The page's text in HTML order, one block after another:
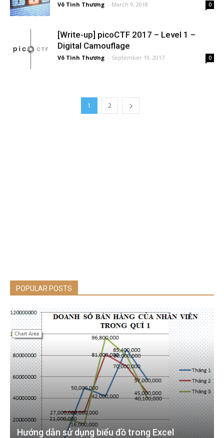
Võ Tình Thương - March 9, 2018 0
[Write-up] picoCTF 2017 – Level 1 –
Digital Camouflage
Võ Tình Thương - September 19, 2017 0
1 2
POPULAR POSTS
Hướng dẫn sử dụng biểu đồ trong Excel